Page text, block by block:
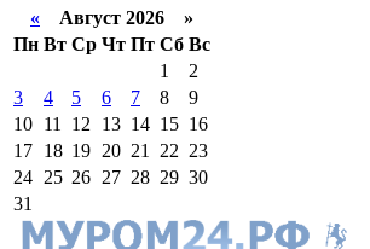
« Август 2026 »
Пн Вт Ср Чт Пт Сб Вс
1
2
3
4 5 6 7 8
9
10 11 12 13 14 15 16
17 18 19 20 21 22 23
24 25 26 27 28 29 30
31